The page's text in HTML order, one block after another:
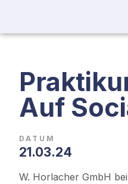
Auf
DATUM
21.03.24
W. Horlacher GmbH